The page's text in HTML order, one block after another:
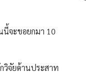
จะขอยกมา 10
จัยด้านประสาท